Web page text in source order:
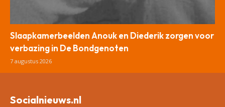
Slaapkamerbeelden Anouk en Diederik zorgen voor
verbazing in De Bondgenoten
7 augustus 2026
Socialnieuws.nl